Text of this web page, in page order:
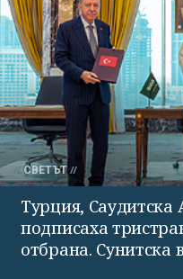
СВЕТЪТ
Турция, Саудитска
подписаха
отбрана. Сунитска